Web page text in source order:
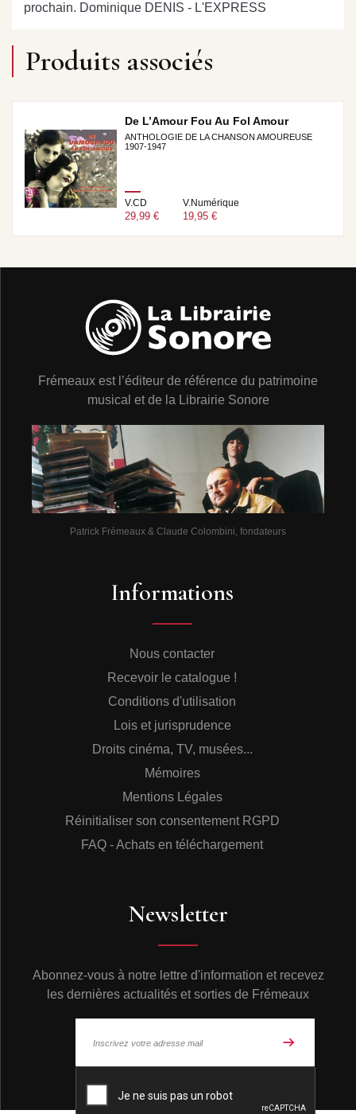
prochain. Dominique DENIS - L'EXPRESS
Produits associés
De L’Amour Fou Au Fol Amour
ANTHOLOGIE DE LA CHANSON AMOUREUSE
1907-1947
V.CD
29,99 €
V.Numérique
19,95 €
Frémeaux est l’éditeur de référence du patrimoine
musical et de la Librairie Sonore
Patrick Frémeaux & Claude Colombini, fondateurs
Informations
Nous contacter
Recevoir le catalogue !
Conditions d'utilisation
Lois et jurisprudence
Droits cinéma, TV, musées...
Mémoires
Mentions Légales
Réinitialiser son consentement RGPD
FAQ - Achats en téléchargement
Newsletter
Abonnez-vous à notre lettre d'information et recevez
les dernières actualités et sorties de Frémeaux